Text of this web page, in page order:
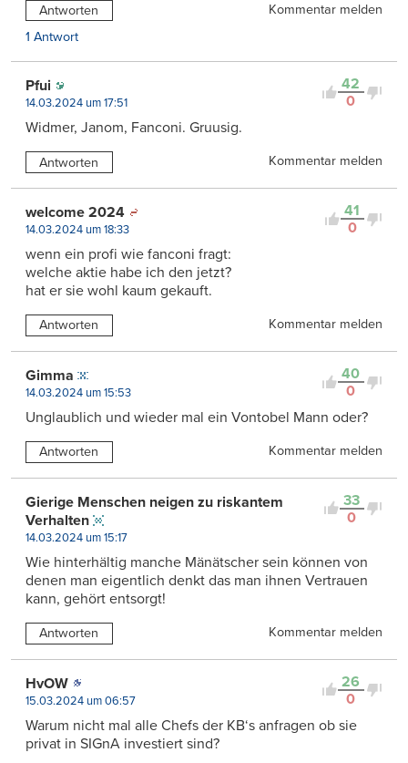
Antworten
Kommentar melden
1 Antwort
42
0
Pfui
14.03.2024 um 17:51
Widmer, Janom, Fanconi. Gruusig.
Antworten Kommentar melden
41
0
welcome 2024
14.03.2024 um 18:33
wenn ein profi wie fanconi fragt:
welche aktie habe ich den jetzt?
hat er sie wohl kaum gekauft.
Antworten Kommentar melden
40
0
Gimma
14.03.2024 um 15:53
Unglaublich und wieder mal ein Vontobel Mann oder?
Antworten Kommentar melden
33
0
Gierige Menschen neigen zu riskantem
Verhalten
14.03.2024 um 15:17
Wie hinterhältig manche Mänätscher sein können von
denen man eigentlich denkt das man ihnen Vertrauen
kann, gehört entsorgt!
Antworten Kommentar melden
26
0
HvOW
15.03.2024 um 06:57
Warum nicht mal alle Chefs der KB‘s anfragen ob sie
privat in SIGnA investiert sind?